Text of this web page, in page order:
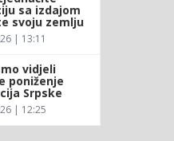
sa izdajom
svoju zemlju
| 13:11
vidjeli
poniženje
Srpske
| 12:25